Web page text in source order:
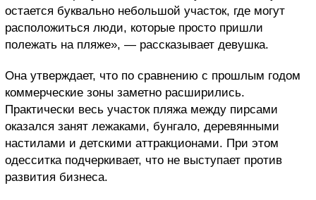
остается буквально небольшой участок, где могут
расположиться люди, которые просто пришли
полежать на пляже», — рассказывает девушка.
Она утверждает, что по сравнению с прошлым годом
коммерческие зоны заметно расширились.
Практически весь участок пляжа между пирсами
оказался занят лежаками, бунгало, деревянными
настилами и детскими аттракционами. При этом
одесситка подчеркивает, что не выступает против
развития бизнеса.